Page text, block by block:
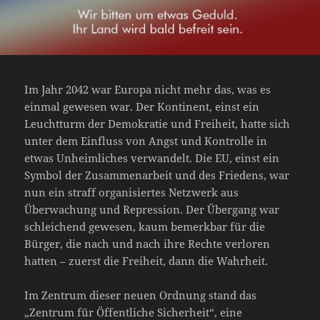
Im Jahr 2042 war Europa nicht mehr das, was es
einmal gewesen war. Der Kontinent, einst ein
Leuchtturm der Demokratie und Freiheit, hatte sich
unter dem Einfluss von Angst und Kontrolle in
etwas Unheimliches verwandelt. Die EU, einst ein
Symbol der Zusammenarbeit und des Friedens, war
nun ein straff organisiertes Netzwerk aus
Überwachung und Repression. Der Übergang war
schleichend gewesen, kaum bemerkbar für die
Bürger, die nach und nach ihre Rechte verloren
hatten – zuerst die Freiheit, dann die Wahrheit.
Im Zentrum dieser neuen Ordnung stand das
„Zentrum für Öffentliche Sicherheit“, eine